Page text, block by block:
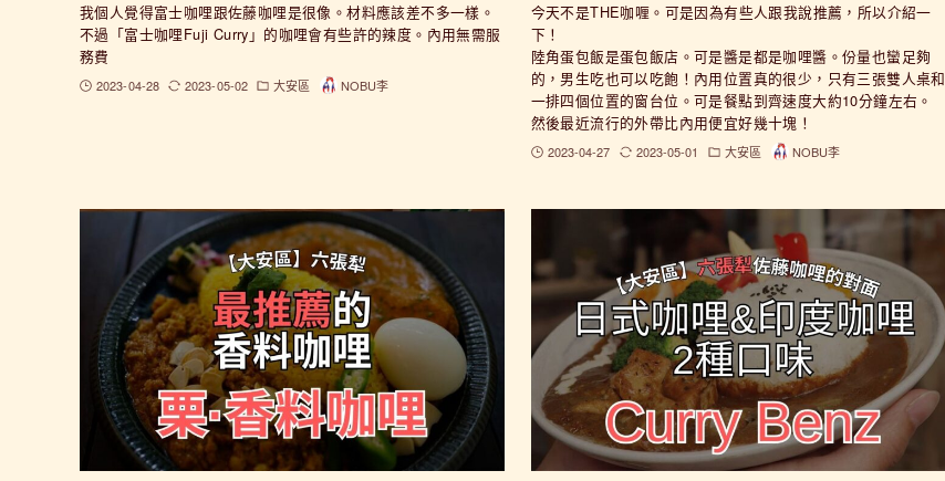
我個人覺得富士咖哩跟佐藤咖哩是很像。材料應該差不多一樣。
不過「富士咖哩Fuji Curry」的咖哩會有些許的辣度。內用無需服
務費
2023-04-28 2023-05-02 大安區 NOBU李
今天不是THE咖喱。可是因為有些人跟我說推薦，所以介紹一
下！
陸角蛋包飯是蛋包飯店。可是醬是都是咖哩醬。份量也蠻足夠
的，男生吃也可以吃飽！內用位置真的很少，只有三張雙人桌和
一排四個位置的窗台位。可是餐點到齊速度大約10分鐘左右。
然後最近流行的外帶比內用便宜好幾十塊！
2023-04-27 2023-05-01 大安區 NOBU李